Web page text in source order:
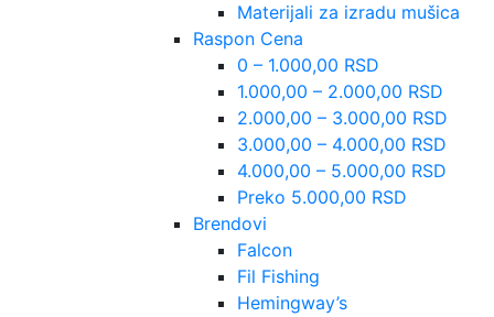
Materijali za izradu mušica
Raspon Cena
0 – 1.000,00 RSD
1.000,00 – 2.000,00 RSD
2.000,00 – 3.000,00 RSD
3.000,00 – 4.000,00 RSD
4.000,00 – 5.000,00 RSD
Preko 5.000,00 RSD
Brendovi
Falcon
Fil Fishing
Hemingway’s